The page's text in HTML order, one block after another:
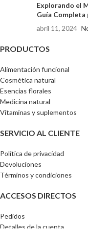
Explorando el
Guía
abril 11, 2024
PRODUCTOS
Alimentación funcional
Cosmética natural
Esencias florales
Medicina natural
Vitaminas y suplementos
SERVICIO AL CLIENTE
Política de privacidad
Devoluciones
Términos y condiciones
ACCESOS DIRECTOS
Pedidos
Detalles de la cuenta